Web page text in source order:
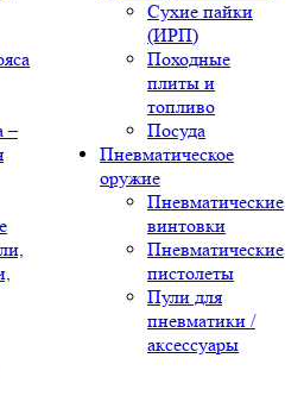
–
Сухие пайки
(ИРП)
Походные
плиты и
топливо
Посуда
Пневматическое
оружие
Пневматические
винтовки
Пневматические
пистолеты
Пули для
пневматики /
аксессуары